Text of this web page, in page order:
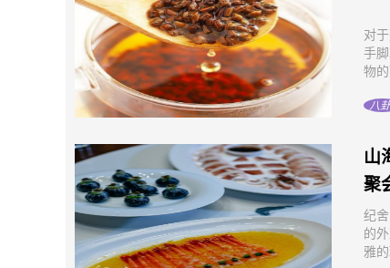
对
手
物的
八卦
山
聚
纪
的
雅